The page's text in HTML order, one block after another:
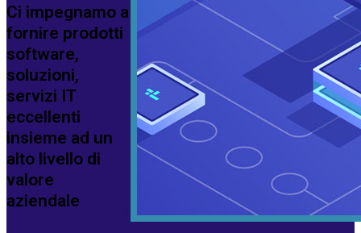
Ci impegnamo a
fornire prodotti
software,
soluzioni,
servizi IT
eccellenti
insieme ad un
alto livello di
valore
aziendale